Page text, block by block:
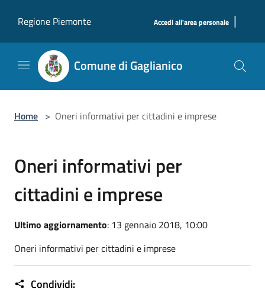
Regione Piemonte
Accedi all'area personale |
Comune di Gaglianico
Home > Oneri informativi per cittadini e imprese
Oneri informativi per
cittadini e imprese
Ultimo aggiornamento: 13 gennaio 2018, 10:00
Oneri informativi per cittadini e imprese
Condividi: